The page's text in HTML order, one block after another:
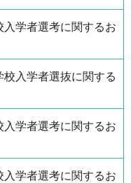
学者選考に関するお
入学者選抜に関する
学者選考に関するお
学者選考に関するお